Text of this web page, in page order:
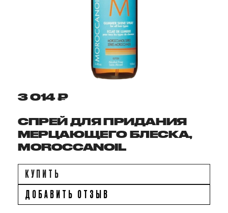
3 014 ₽
СПРЕЙ ДЛЯ ПРИДАНИЯ
МЕРЦАЮЩЕГО БЛЕСКА,
MOROCCANOIL
КУПИТЬ
ДОБАВИТЬ ОТЗЫВ